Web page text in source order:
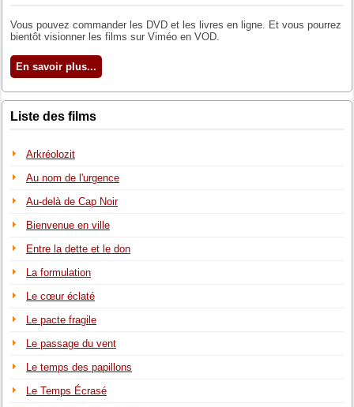
Vous pouvez commander les DVD et les livres en ligne. Et vous pourrez
bientôt visionner les films sur Viméo en VOD.
En savoir plus...
Liste des films
Arkréolozit
Au nom de l'urgence
Au-delà de Cap Noir
Bienvenue en ville
Entre la dette et le don
La formulation
Le cœur éclaté
Le pacte fragile
Le passage du vent
Le temps des papillons
Le Temps Écrasé